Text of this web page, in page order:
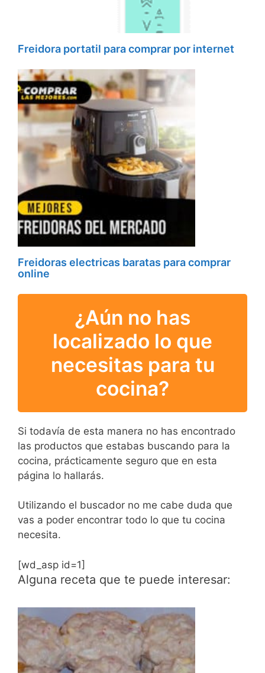
Freidora portatil para comprar por internet
Freidoras electricas baratas para comprar
online
¿Aún no has
localizado lo que
necesitas para tu
cocina?
Si todavía de esta manera no has encontrado
las productos que estabas buscando para la
cocina, prácticamente seguro que en esta
página lo hallarás.
Utilizando el buscador no me cabe duda que
vas a poder encontrar todo lo que tu cocina
necesita.
[wd_asp id=1]
Alguna receta que te puede interesar: